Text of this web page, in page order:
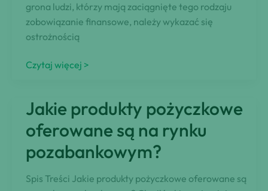
grona ludzi, którzy mają zaciągnięte tego rodzaju
zobowiązanie finansowe, należy wykazać się
ostrożnością
Jakie
kredyt
gotówkowy?
Czytaj więcej >
Jakie produkty pożyczkowe
oferowane są na rynku
pozabankowym?
Spis Treści Jakie produkty pożyczkowe oferowane są